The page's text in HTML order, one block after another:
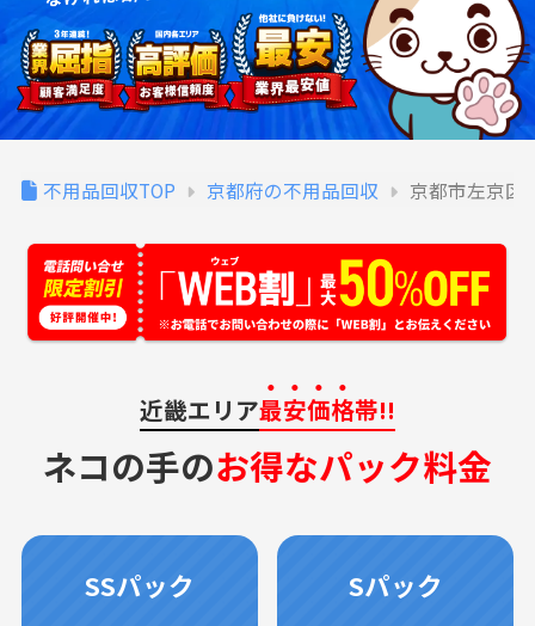
不用品回収TOP 京都府の不用品回収 京都市左京区
近畿エリア最安価格帯!!
ネコの手のお得なパック料金
SSパック Sパック